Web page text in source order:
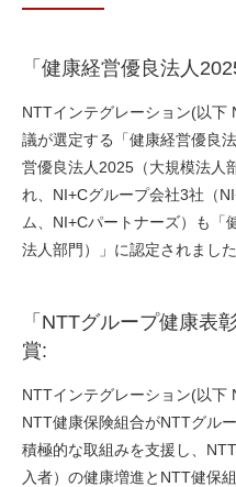
「健康経営優良法人
NTTインテグレーション(以下
議が選定する「健康経営優良
営優良法人2025（大規模法人
れ、NI+Cグループ会社3社（
ム、NI+Cパートナーズ）も「
法人部門）」に認定されました
「NTTグループ健康表
賞:
NTTインテグレーション(以下
NTT健康保険組合がNTTグル
積極的な取組みを支援し、
入者）の健康増進とNTT健保